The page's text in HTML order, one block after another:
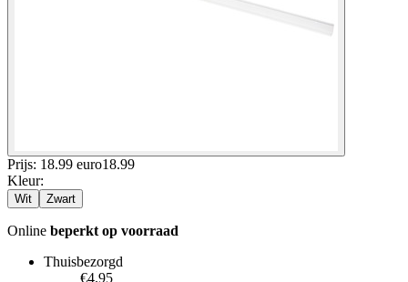
Prijs: 18.99 euro18.99
Kleur:
Wit Zwart
Online beperkt op voorraad
Thuisbezorgd
€4.95